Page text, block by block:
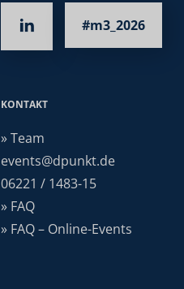
#m3_2026
KONTAKT
» Team
events@dpunkt.de
06221 / 1483-15
» FAQ
» FAQ – Online-Events